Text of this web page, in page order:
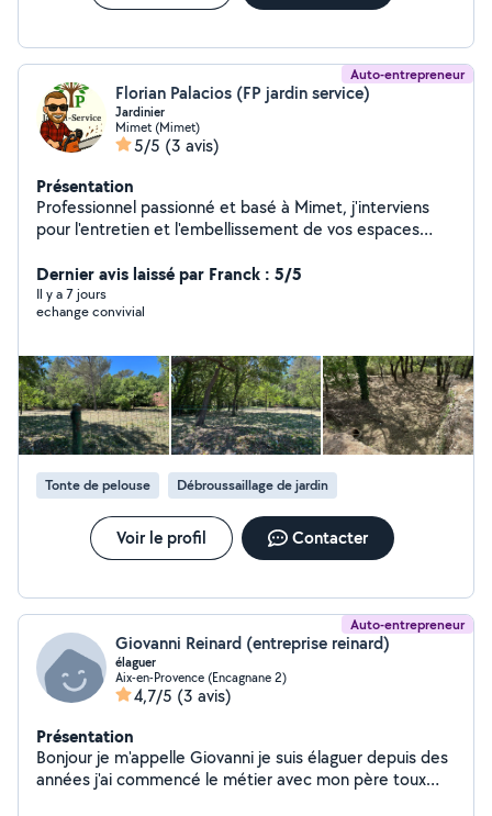
Auto-entrepreneur
Florian Palacios (FP jardin service)
Jardinier
Mimet (Mimet)
5/5 (3 avis)
Présentation
Professionnel passionné et basé à Mimet, j'interviens
pour l'entretien et l'embellissement de vos espaces
professionnel pour garantir un résultat propre.
Dernier avis laissé par Franck : 5/5
Il y a 7 jours
echange convivial
Tonte de pelouse Débroussaillage de jardin
Voir le profil Contacter
Auto-entrepreneur
Giovanni Reinard (entreprise reinard)
élaguer
Aix-en-Provence (Encagnane 2)
4,7/5 (3 avis)
Présentation
Bonjour je m'appelle Giovanni je suis élaguer depuis des
années j'ai commencé le métier avec mon père toux